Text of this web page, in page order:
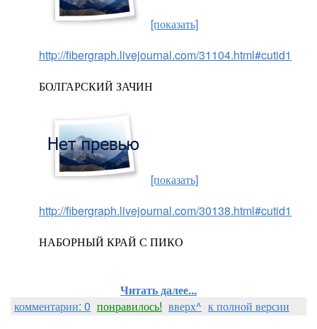
[показать]
http://fibergraph.livejournal.com/31104.html#cutid1
БОЛГАРСКИЙ ЗАЧИН
[показать]
http://fibergraph.livejournal.com/30138.html#cutid1
НАБОРНЫЙ КРАЙ С ПИКО
Читать далее...
комментарии: 0 понравилось! вверх^ к полной версии